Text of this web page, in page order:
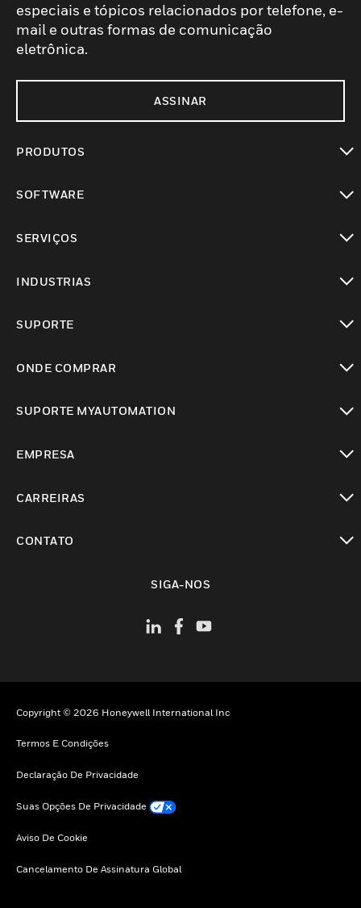
especiais e tópicos relacionados por telefone, e-
mail e outras formas de comunicação
eletrônica.
ASSINAR
PRODUTOS
SOFTWARE
SERVIÇOS
INDUSTRIAS
SUPORTE
ONDE COMPRAR
SUPORTE MYAUTOMATION
EMPRESA
CARREIRAS
CONTATO
SIGA-NOS
Copyright © 2026 Honeywell International Inc
Termos E Condições
Declaração De Privacidade
Suas Opções De Privacidade
Aviso De Cookie
Cancelamento De Assinatura Global